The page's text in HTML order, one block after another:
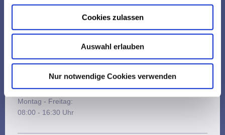
Cookies zulassen
Auswahl erlauben
Nur notwendige Cookies verwenden
Oder nutzen Sie unserKontaktformular
Unsere Bürozeiten
Montag - Freitag:
08:00 - 16:30 Uhr